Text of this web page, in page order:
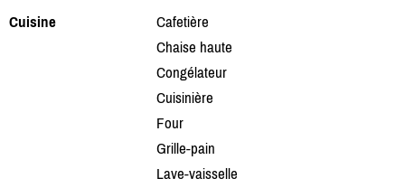
Cuisine
Cafetière
Chaise haute
Congélateur
Cuisinière
Four
Grille-pain
Lave-vaisselle